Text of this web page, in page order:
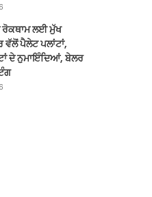
ਰੋਕਥਾਮ ਲਈ ਮੁੱਖ
ਵੱਲੋਂ ਪੈਲੇਟ ਪਲਾਂਟਾਂ,
ਦੇ ਨੁਮਾਇੰਦਿਆਂ, ਬੇਲਰ